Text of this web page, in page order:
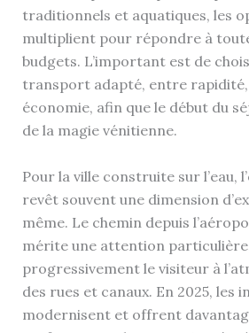
traditionnels et aquatiques, les
multiplient pour répondre à
budgets. L’important est de
transport adapté, entre
économie, afin que le début du
de la magie vénitienne.
Pour la ville construite sur l’eau,
revêt souvent une dimension
même. Le chemin depuis
mérite une attention
progressivement le visiteur à
des rues et canaux. En 2025, les
modernisent et offrent